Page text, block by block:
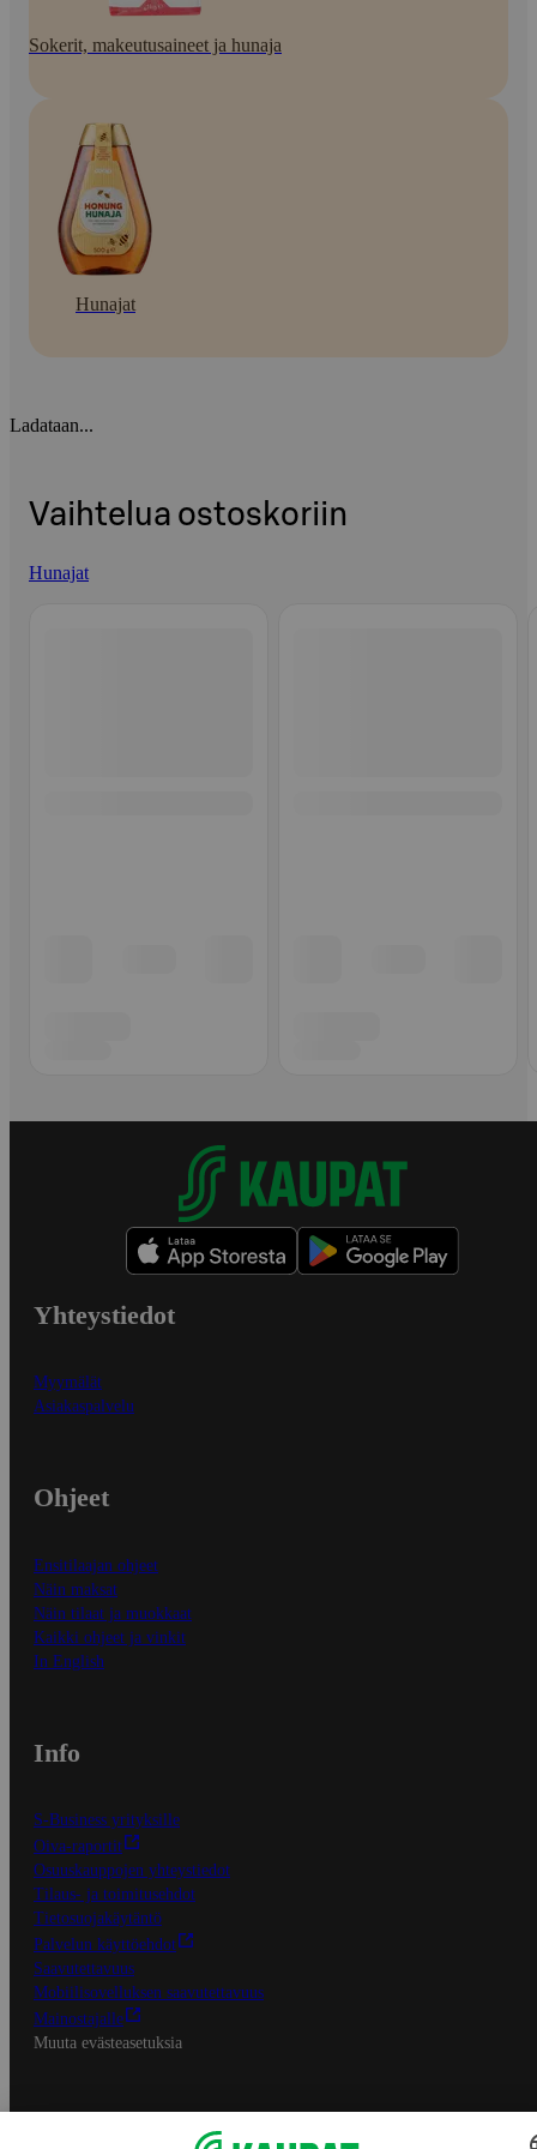
Sokerit, makeutusaineet ja hunaja
Hunajat
Ladataan...
Vaihtelua ostoskoriin
Hunajat
Yhteystiedot
Myymälät
Asiakaspalvelu
Ohjeet
Ensitilaajan ohjeet
Näin maksat
Näin tilaat ja muokkaat
Kaikki ohjeet ja vinkit
In English
Info
S-Business yrityksille
Oiva-raportit
Osuuskauppojen yhteystiedot
Tilaus- ja toimitusehdot
Tietosuojakäytäntö
Palvelun käyttöehdot
Saavutettavuus
Mobiilisovelluksen saavutettavuus
Mainostajalle
Muuta evästeasetuksia
S-ryhmän palvelut